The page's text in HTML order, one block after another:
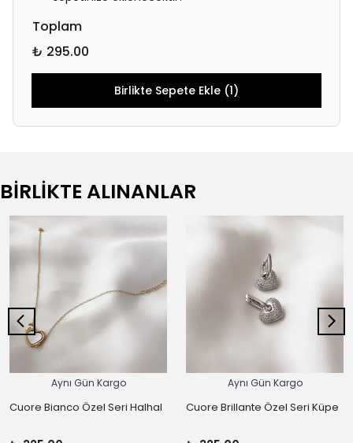
Toplam
₺ 295.00
Birlikte Sepete Ekle (1)
BİRLİKTE ALINANLAR
Aynı Gün Kargo
Cuore Bianco Özel Seri Halhal
Aynı Gün Kargo
Cuore Brillante Özel Seri Küpe